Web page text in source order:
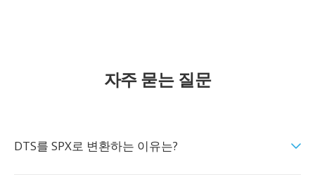
자주 묻는 질문
DTS를 SPX로 변환하는 이유는?